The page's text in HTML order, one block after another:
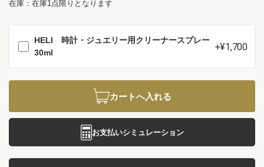
在庫：在庫1点限りとなります
HELI 時計・ジュエリー用クリーナースプレー
30ml
+¥1,700
カートへ入れる
お支払いシミュレーション